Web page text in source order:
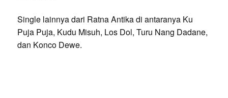
Single lainnya dari Ratna Antika di antaranya Ku
Puja Puja, Kudu Misuh, Los Dol, Turu Nang Dadane,
dan Konco Dewe.